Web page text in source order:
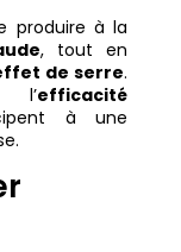
produire à la
, tout en
de serre.
l’efficacité
à une